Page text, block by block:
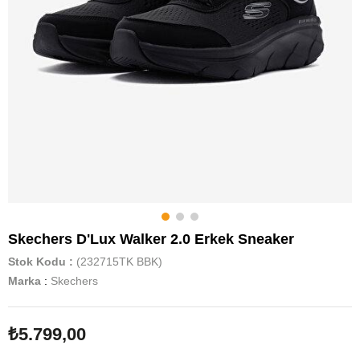
Skechers D'Lux Walker 2.0 Erkek Sneaker
Stok Kodu
(232715TK BBK)
Marka : Skechers
₺5.799,00